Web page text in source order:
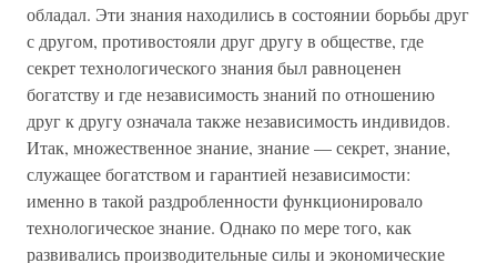
обладал. Эти знания находились в состоянии борьбы друг
с другом, противостояли друг другу в обществе, где
секрет технологического знания был равноценен
богатству и где независимость знаний по отношению
друг к другу означала также независимость индивидов.
Итак, множественное знание, знание — секрет, знание,
служащее богатством и гарантией независимости:
именно в такой раздробленности функционировало
технологическое знание. Однако по мере того, как
развивались производительные силы и экономические